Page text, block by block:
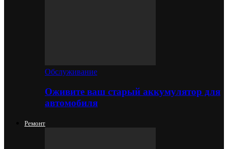
Обслуживание
Оживите ваш старый аккумулятор для
автомобиля
Ремонт